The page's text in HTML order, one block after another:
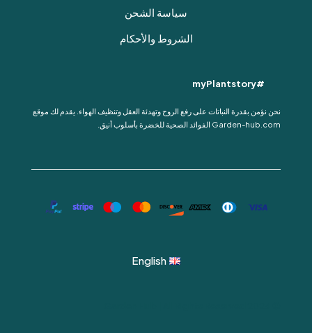
سياسة الشحن
الشروط والأحكام
#myPlantstory
نحن نؤمن بقدرة النباتات على رفع الروح وتهدئة العقل وتنظيف الهواء. يقدم لك موقع
Garden-hub.com الفوائد الصحية للخضرة بأسلوب أنيق.
English